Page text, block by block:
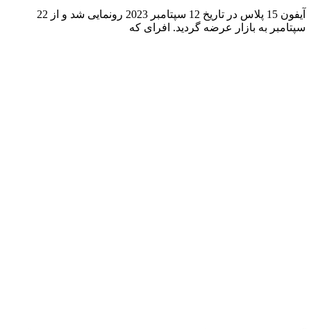
آیفون 15 پلاس در تاریخ 12 سپتامبر 2023 رونمایی شد و از 22
سپتامبر به بازار عرضه گردید. افرای که